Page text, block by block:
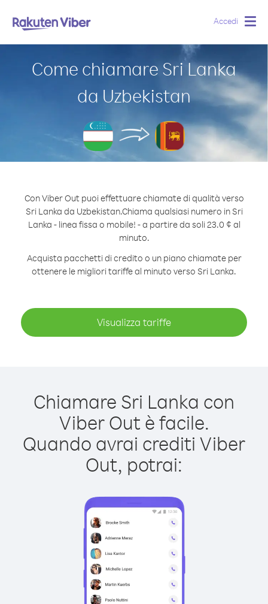
Accedi
Come chiamare Sri Lanka
da Uzbekistan
Con Viber Out puoi effettuare chiamate di qualità verso
Sri Lanka da Uzbekistan.Chiama qualsiasi numero in Sri
Lanka - linea fissa o mobile! - a partire da soli 23.0 ¢ al
minuto.
Acquista pacchetti di credito o un piano chiamate per
ottenere le migliori tariffe al minuto verso Sri Lanka.
Visualizza tariffe
Chiamare Sri Lanka con
Viber Out è facile.
Quando avrai crediti Viber
Out, potrai: